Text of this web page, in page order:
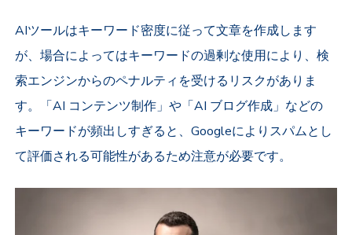
AIツールはキーワード密度に従って文章を作成します
が、場合によってはキーワードの過剰な使用により、検
索エンジンからのペナルティを受けるリスクがありま
す。「AI コンテンツ制作」や「AI ブログ作成」などの
キーワードが頻出しすぎると、Googleによりスパムとし
て評価される可能性があるため注意が必要です。